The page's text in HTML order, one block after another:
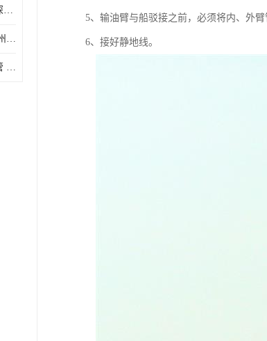
火车液动潜油泵装卸鹤管 深达装备 安徽火车鹤管厂家
火车装车鹤管 深达装备 温州鹤管价格
山西鹤管厂家 火车装车鹤管 深达
5、输油臂与船驳接之前，必须将内、外臂
6、接好静地线。